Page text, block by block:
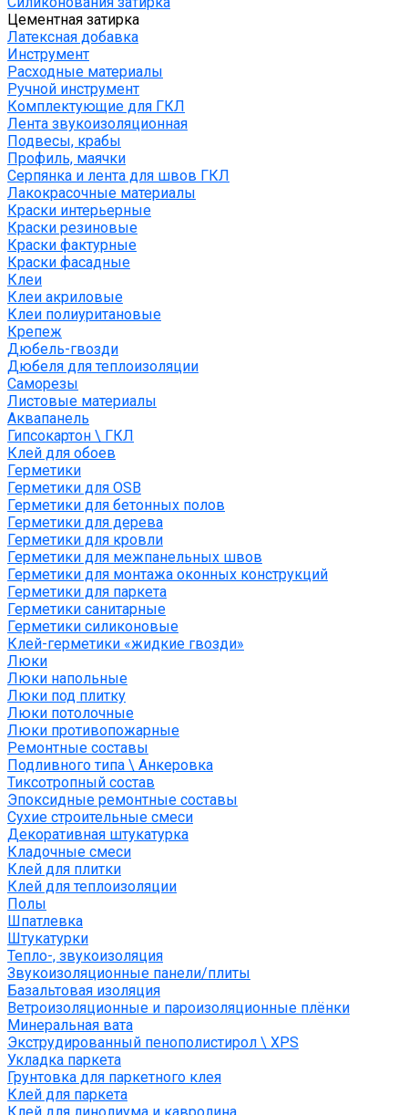
Цементная затирка
Латексная добавка
Инструмент
Расходные материалы
Ручной инструмент
Комплектующие для ГКЛ
Лента звукоизоляционная
Подвесы, крабы
Профиль, маячки
Серпянка и лента для швов ГКЛ
Лакокрасочные материалы
Краски интерьерные
Краски резиновые
Краски фактурные
Краски фасадные
Клеи
Клеи акриловые
Клеи полиуритановые
Крепеж
Дюбель-гвозди
Дюбеля для теплоизоляции
Саморезы
Листовые материалы
Аквапанель
Гипсокартон \ ГКЛ
Клей для обоев
Герметики
Герметики для OSB
Герметики для бетонных полов
Герметики для дерева
Герметики для кровли
Герметики для межпанельных швов
Герметики для монтажа оконных конструкций
Герметики для паркета
Герметики санитарные
Герметики силиконовые
Клей-герметики «жидкие гвозди»
Люки
Люки напольные
Люки под плитку
Люки потолочные
Люки противопожарные
Ремонтные составы
Подливного типа \ Анкеровка
Тиксотропный состав
Эпоксидные ремонтные составы
Сухие строительные смеси
Декоративная штукатурка
Кладочные смеси
Клей для плитки
Клей для теплоизоляции
Полы
Шпатлевка
Штукатурки
Тепло-, звукоизоляция
Звукоизоляционные панели/плиты
Базальтовая изоляция
Ветроизоляционные и пароизоляционные плёнки
Минеральная вата
Экструдированный пенополистирол \ XPS
Укладка паркета
Грунтовка для паркетного клея
Клей для паркета